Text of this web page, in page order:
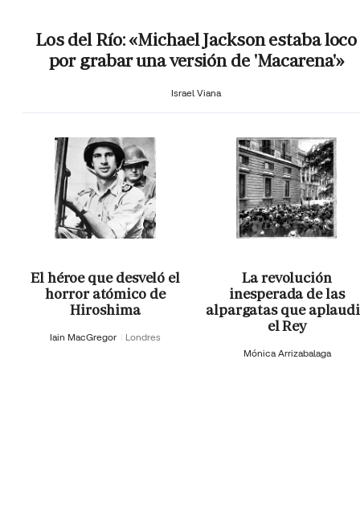
Los del Río: «Michael Jackson estaba loco
por grabar una versión de 'Macarena'»
Israel Viana
El héroe que desveló el
horror atómico de
Hiroshima
Iain MacGregor Londres
La revolución
inesperada de las
alpargatas que
el Rey
Mónica Arrizabalaga